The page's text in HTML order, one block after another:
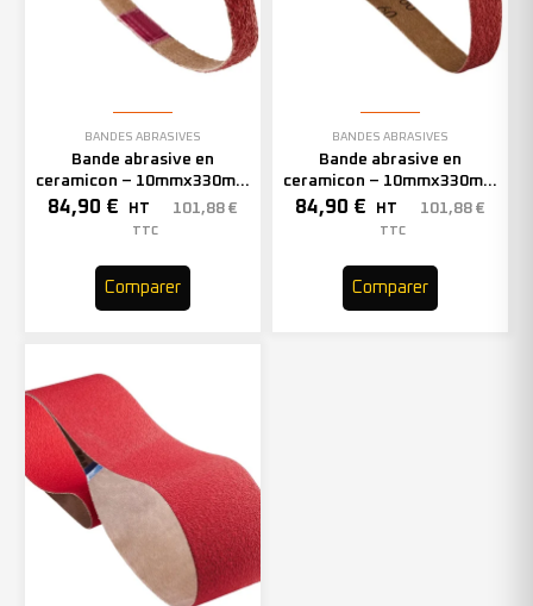
BANDES ABRASIVES
Bande abrasive en
ceramicon – 10mmx330mm
– Grain 60 – 333002 (x50)
84,90 € HT 101,88 €
TTC
Comparer
BANDES ABRASIVES
Bande abrasive en
ceramicon – 10mmx330mm
– Grain 80 – 333003 (x50)
84,90 € HT 101,88 €
TTC
Comparer